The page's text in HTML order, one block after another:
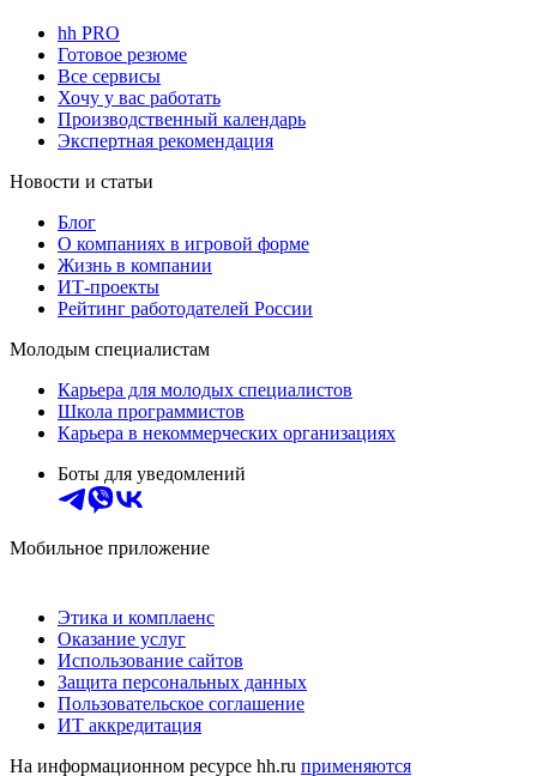
hh PRO
Готовое резюме
Все сервисы
Хочу у вас работать
Производственный календарь
Экспертная рекомендация
Новости и статьи
Блог
О компаниях в игровой форме
Жизнь в компании
ИТ-проекты
Рейтинг работодателей России
Молодым специалистам
Карьера для молодых специалистов
Школа программистов
Карьера в некоммерческих организациях
Боты для уведомлений
Мобильное приложение
Этика и комплаенс
Оказание услуг
Использование сайтов
Защита персональных данных
Пользовательское соглашение
ИТ аккредитация
На информационном ресурсе hh.ru применяются